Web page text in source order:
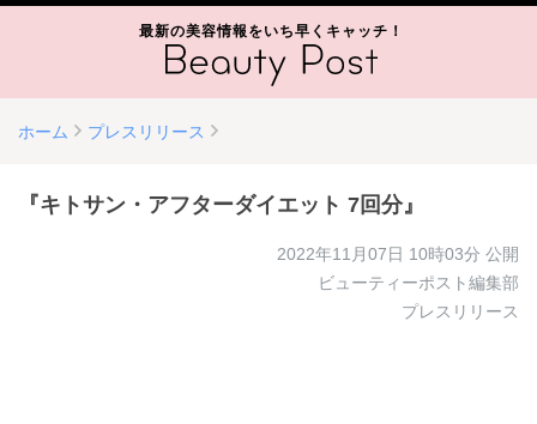
最新の美容情報をいち早くキャッチ！
ホーム プレスリリース
『キトサン・アフターダイエット 7回分』
2022年11月07日 10時03分 公開
ビューティーポスト編集部
プレスリリース